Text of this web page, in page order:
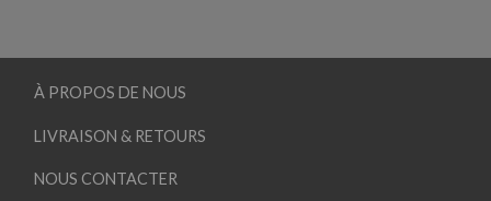
À PROPOS DE NOUS
LIVRAISON & RETOURS
NOUS CONTACTER